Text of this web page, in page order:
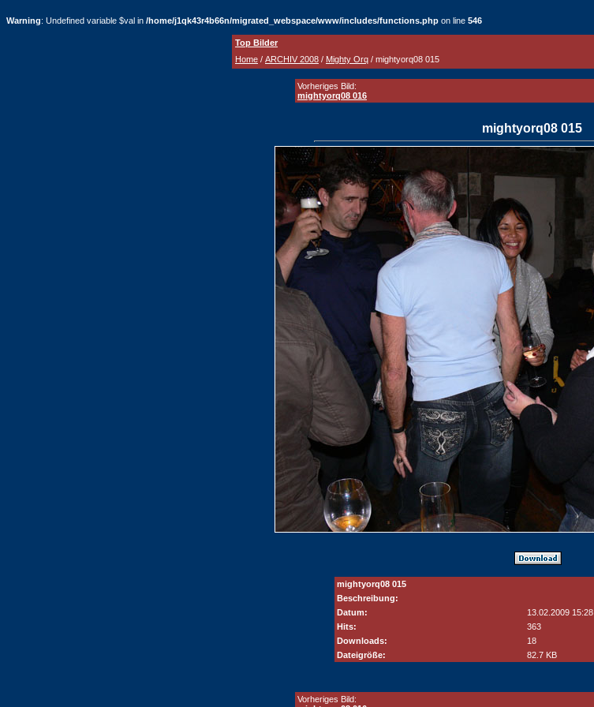
Warning: Undefined variable $val in /home/j1qk43r4b66n/migrated_webspace/www/includes/functions.php on line 546
Top Bilder
Home / ARCHIV 2008 / Mighty Orq / mightyorq08 015
Vorheriges Bild:
mightyorq08 016
mightyorq08 015
mightyorq08 015
Beschreibung:
Datum:
13.02.2009 15:28
Hits:
363
Downloads:
18
Dateigröße:
82.7 KB
Vorheriges Bild: